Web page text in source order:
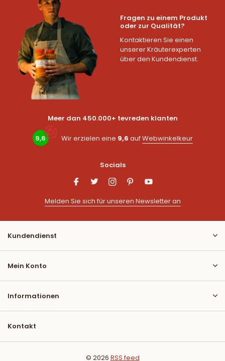
Fragen zu einem Produkt
oder zur Qualität?
Kontaktieren Sie einen
unserer Kräuterexperten
über den Kundendienst.
Meer dan 450.000+ tevreden klanten
9,6 Wir erzielen eine 9,6 aufWebwinkelkeur
Socials
Melden Sie sich für unseren Newsletter an
Kundendienst
Mein Konto
Informationen
Kontakt
© 2026 RSS feed